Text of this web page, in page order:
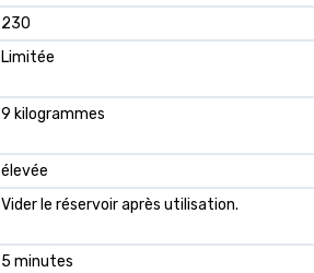
‎230
‎Limitée
‎9 kilogrammes
‎élevée
‎Vider le réservoir après utilisation.
‎5 minutes